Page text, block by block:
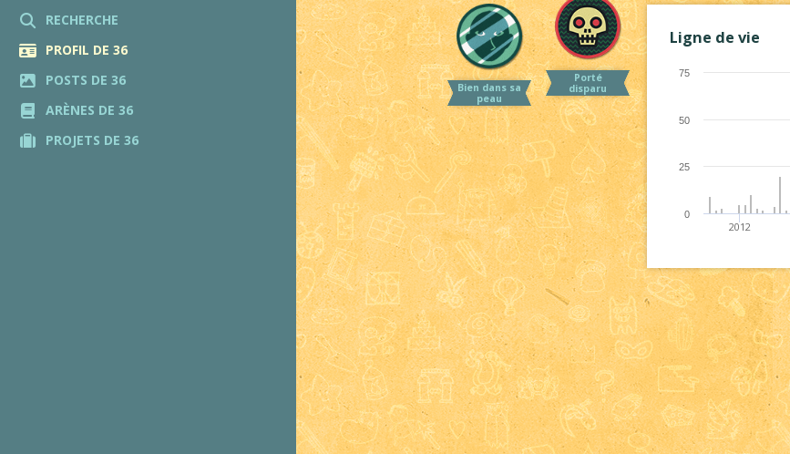
RECHERCHE
PROFIL DE 36
POSTS DE 36
ARÈNES DE 36
PROJETS DE 36
Porté
disparu
Bien dans sa
peau
Ligne de vie
2012
0
25
50
75